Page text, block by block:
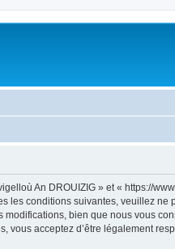
An DROUIZIG » et « https://
les conditions suivantes, veuillez
bien que nous vous
acceptez d’être légalement